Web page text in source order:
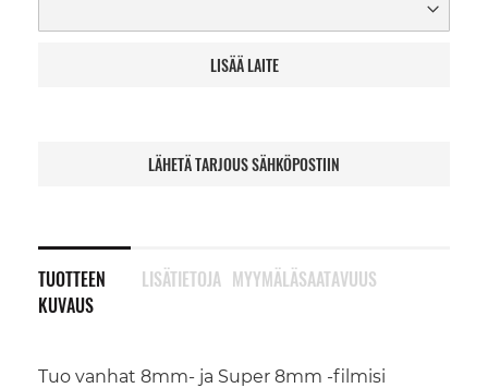
LISÄÄ LAITE
LÄHETÄ TARJOUS SÄHKÖPOSTIIN
TUOTTEEN
KUVAUS
Tuo vanhat 8mm- ja Super 8mm -filmisi
LISÄTIETOJA MYYMÄLÄSAATAVUUS